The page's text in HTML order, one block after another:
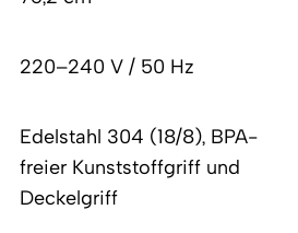
220–240 V / 50 Hz
Edelstahl 304 (18/8), BPA-
freier Kunststoffgriff und
Deckelgriff